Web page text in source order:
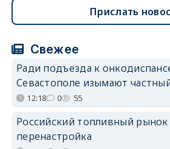
Прислать
Свежее
Ради подъезда к
Севастополе изымают
12:18 0 55
Российский топливный рынок
перенастройка